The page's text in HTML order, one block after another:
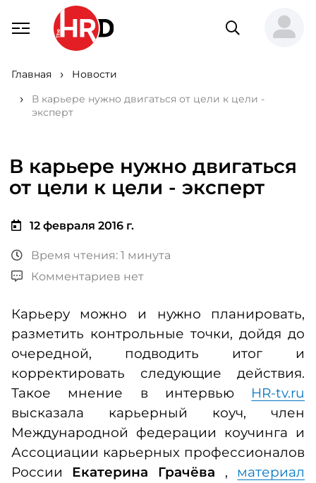
Главная
Новости
В карьере нужно двигаться от цели к цели -
эксперт
В карьере нужно двигаться
от цели к цели - эксперт
12 февраля 2016 г.
Время чтения: 1 минута
Комментариев нет
Карьеру можно и нужно планировать,
разметить контрольные точки, дойдя до
очередной, подводить итог и
корректировать следующие действия.
Такое мнение в интервью HR-tv.ru
высказала карьерный коуч, член
Международной федерации коучинга и
Ассоциации карьерных профессионалов
России Екатерина Грачёва , материал